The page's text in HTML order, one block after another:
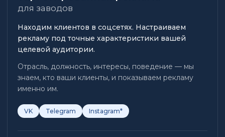
для заводов
Находим клиентов в соцсетях. Настраиваем
рекламу под точные характеристики вашей
целевой аудитории.
Отрасль, должность, интересы, поведение — мы
знаем, кто ваши клиенты, и показываем рекламу
именно им.
VK Telegram Instagram*